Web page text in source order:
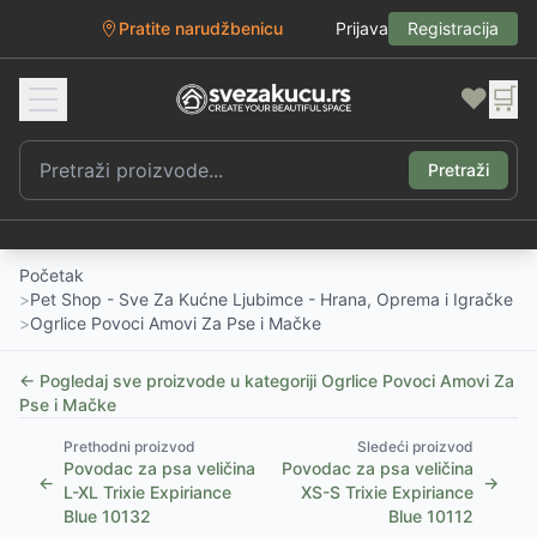
Pratite narudžbenicu Prijava Registracija
❤️ 🛒
Pretraži
Početak
>Pet Shop - Sve Za Kućne Ljubimce - Hrana, Oprema i Igračke
>Ogrlice Povoci Amovi Za Pse i Mačke
← Pogledaj sve proizvode u kategoriji Ogrlice Povoci Amovi Za
Pse i Mačke
←
Prethodni proizvod
Povodac za psa veličina
L-XL Trixie Expiriance
Blue 10132
Sledeći proizvod
Povodac za psa veličina
XS-S Trixie Expiriance
Blue 10112
→